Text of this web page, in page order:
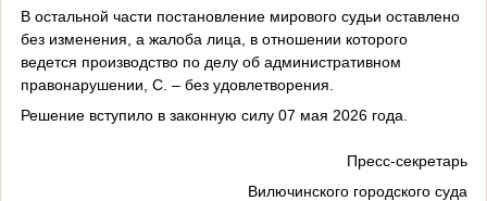
В остальной части постановление мирового судьи оставлено
без изменения, а жалоба лица, в отношении которого
ведется производство по делу об административном
правонарушении, С. – без удовлетворения.
Решение вступило в законную силу 07 мая 2026 года.
Пресс-секретарь
Вилючинского городского суда